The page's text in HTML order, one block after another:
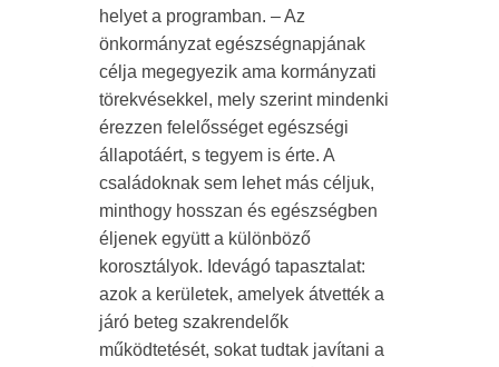
helyet a programban. – Az
önkormányzat egészségnapjának
célja megegyezik ama kormányzati
törekvésekkel, mely szerint mindenki
érezzen felelősséget egészségi
állapotáért, s tegyem is érte. A
családoknak sem lehet más céljuk,
minthogy hosszan és egészségben
éljenek együtt a különböző
korosztályok. Idevágó tapasztalat:
azok a kerületek, amelyek átvették a
járó beteg szakrendelők
működtetését, sokat tudtak javítani a